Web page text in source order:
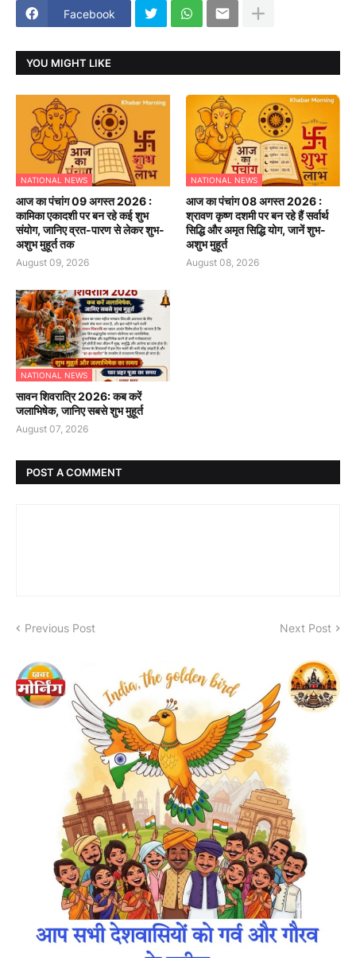
Facebook
YOU MIGHT LIKE
NATIONAL NEWS
आज का पंचांग 09 अगस्त 2026 :
कामिका एकादशी पर बन रहे कई शुभ
संयोग, जानिए व्रत-पारण से लेकर शुभ-
अशुभ मुहूर्त तक
August 09, 2026
NATIONAL NEWS
आज का पंचांग 08 अगस्त 2026 :
श्रावण कृष्ण दशमी पर बन रहे हैं सर्वार्थ
सिद्धि और अमृत सिद्धि योग, जानें शुभ-
अशुभ मुहूर्त
August 08, 2026
NATIONAL NEWS
सावन शिवरात्रि 2026: कब करें
जलाभिषेक, जानिए सबसे शुभ मुहूर्त
August 07, 2026
POST A COMMENT
Previous Post Next Post